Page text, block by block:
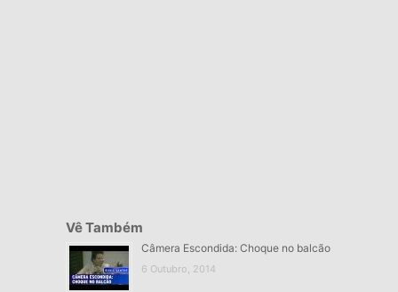
Vê Também
Câmera Escondida: Choque no balcão
6 Outubro, 2014